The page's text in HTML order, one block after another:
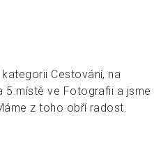
Cestování, na
5.místě ve Fotografii a jsme
z toho obří radost.